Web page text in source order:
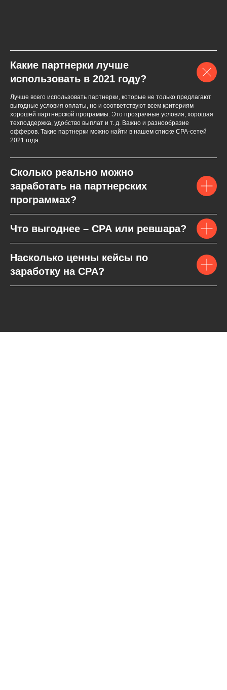
Какие партнерки лучше
использовать в 2021 году?
Лучше всего использовать партнерки, которые не только предлагают
выгодные условия оплаты, но и соответствуют всем критериям
хорошей партнерской программы. Это прозрачные условия, хорошая
техподдержка, удобство выплат и т. д. Важно и разнообразие
офферов. Такие партнерки можно найти в нашем списке СPA-сетей
2021 года.
Сколько реально можно
заработать на партнерских
программах?
Что выгоднее – CPA или ревшара?
Насколько ценны кейсы по
заработку на CPA?